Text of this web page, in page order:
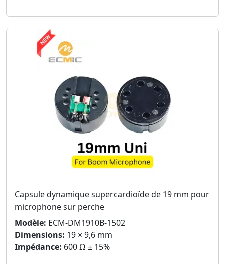
Capsule dynamique supercardioïde de 19 mm pour
microphone sur perche
Modèle: ECM-DM1910B-1502
Dimensions: 19 × 9,6 mm
Impédance: 600 Ω ± 15%